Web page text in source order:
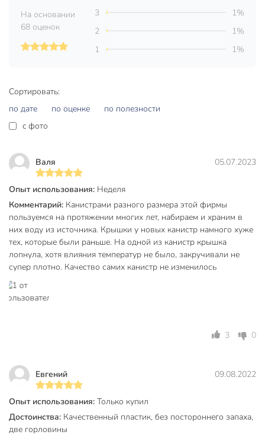
пикник, использовать на даче или в мастерской. В
ассортименте представлены разные цвета — это удобно
для маркировки содержимого или персонализации.
российского производителя. Упростите хранение воды без
лишних забот.
Частые вопросы:
Какой размер у канистры и подойдет ли она для
хранения воды?
Канистра имеет размеры 38×18×35 см, объём 15 литров,
транспортировки питьевой воды.
В чем преимущества канистры со сливом?
Слив позволяет быстро и аккуратно опорожнить канистру,
не проливая жидкость, что особенно удобно на даче и в
поездках.
Можно ли выбрать цвет канистры?
Высота, см
Ширина, см
Объем, л
Сортировать:
по дате
по оценке
по полезности
c фото
Валя 05.07.2023
Опыт использования: Неделя
Комментарий: Канистрами разного размера этой фирмы
пользуемся на протяжении многих лет, набираем и храним в
них воду из источника. Крышки у новых канистр намного хуже
тех, которые были раньше. На одной из канистр крышка
лопнула, хотя влияния температур не было, закручивали не
супер плотно. Качество самих канистр не изменилось
3 0
Евгений 09.08.2022
Опыт использования: Только купил
Достоинства: Качественный пластик, без постороннего запаха,
две горловины
На основании
68 оценок
3
1%
2
1%
1
1%